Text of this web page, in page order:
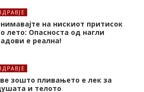
на нискиот притисок
лето: Опасноста од нагли
е реална!
зошто пливањето е лек за
и телото